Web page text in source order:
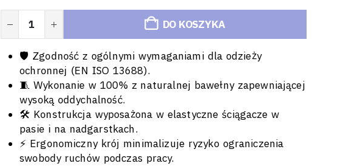
DO KOSZYKA
🛡️ Zgodność z ogólnymi wymaganiami dla odzieży
ochronnej (EN ISO 13688).
🧵 Wykonanie w 100% z naturalnej bawełny zapewniającej
wysoką oddychalność.
🛠️ Konstrukcja wyposażona w elastyczne ściągacze w
pasie i na nadgarstkach.
⚡ Ergonomiczny krój minimalizuje ryzyko ograniczenia
swobody ruchów podczas pracy.